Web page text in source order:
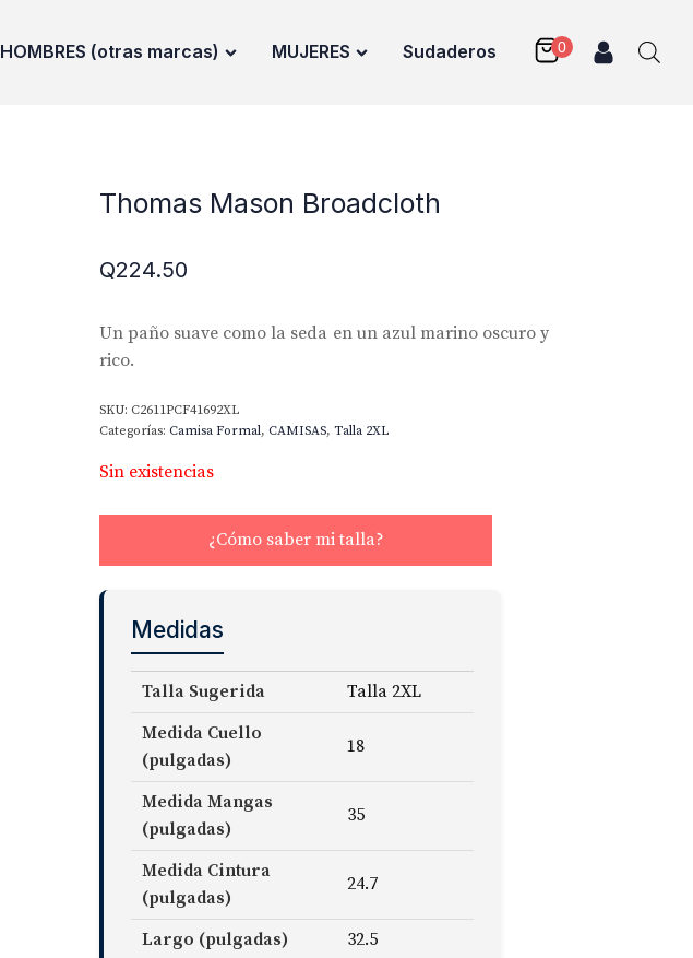
HOMBRES (otras marcas) MUJERES Sudaderos
Thomas Mason Broadcloth
Q224.50
Un paño suave como la seda en un azul marino oscuro y
rico.
SKU: C2611PCF41692XL
Categorías: Camisa Formal, CAMISAS, Talla 2XL
Sin existencias
¿Cómo saber mi talla?
Medidas
Talla Sugerida
Talla 2XL
Medida Cuello
(pulgadas)
18
Medida Mangas
(pulgadas)
35
Medida Cintura
(pulgadas)
24.7
Largo (pulgadas) 32.5